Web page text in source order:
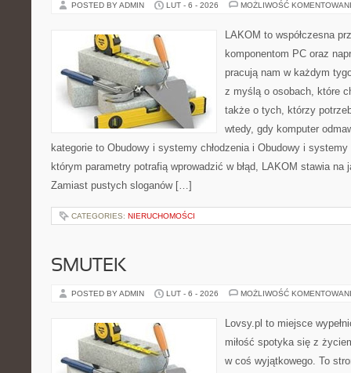
POSTED BY ADMIN LUT - 6 - 2026 MOŻLIWOŚĆ
LAKOM to współczesna
komponentom PC oraz
pracują nam w każdym
z myślą o osobach, które
także o tych, którzy
wtedy, gdy komputer
kategorie to Obudowy i systemy chłodzenia i Obudowy i
którym parametry potrafią wprowadzić w błąd, LAKOM stawia na
Zamiast pustych sloganów […]
CATEGORIES: NIERUCHOMOŚCI
SMUTEK
POSTED BY ADMIN LUT - 6 - 2026 MOŻLIWOŚĆ
Lovsy.pl to miejsce
miłość spotyka się z
w coś wyjątkowego. To